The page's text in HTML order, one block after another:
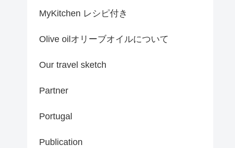
MyKitchen レシピ付き
Olive oilオリーブオイルについて
Our travel sketch
Partner
Portugal
Publication